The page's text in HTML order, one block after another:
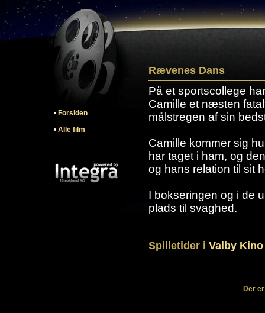
• Forsiden
• Alle film
Rævenes Dans
På et sportscollege
Camille et næsten
målstregen af sin
Camille kommer sig
har taget i ham, og
og hans relation til sit
I bokseringen og i de
plads til svaghed.
Spilletider i Valby Kino
Der